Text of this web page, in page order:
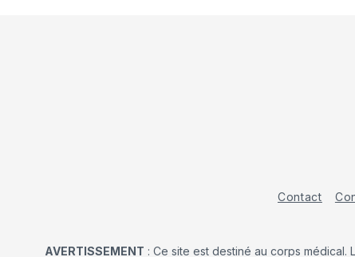
Contact
AVERTISSEMENT : Ce site est destiné au corps